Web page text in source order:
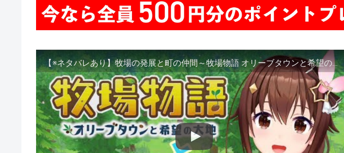
【※ネタバレあり】牧場の発展と町の仲間～牧場物語 オリーブタウンと希望の大地～【#ときのそら生放送】